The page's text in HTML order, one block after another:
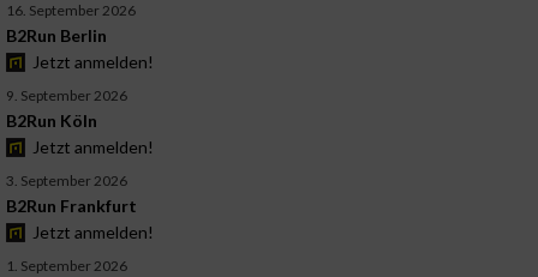
16. September 2026
B2Run Berlin
Jetzt anmelden!
9. September 2026
B2Run Köln
Jetzt anmelden!
3. September 2026
B2Run Frankfurt
Jetzt anmelden!
1. September 2026